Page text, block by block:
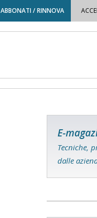
ABBONATI / RINNOVA
E-
Tecniche,
dalle